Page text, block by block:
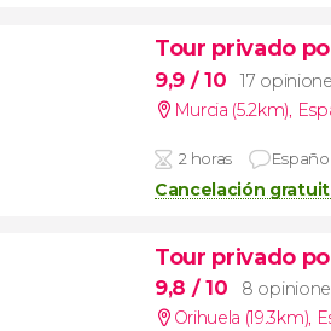
Tour privado
9,9 / 10
17
Murcia (5.2km),
2 horas Español
Cancelación
Tour privado
9,8 / 10
8
Orihuela (19.3km),